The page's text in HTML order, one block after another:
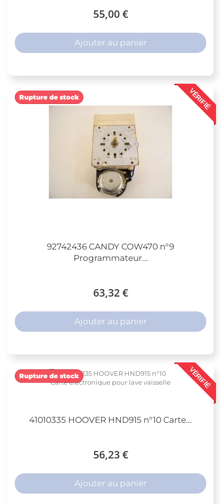
55,00 €
Ajouter au panier
VÉRIFIÉ
92742436 CANDY COW470 n°9
Programmateur...
63,32 €
Rupture de stock
Ajouter au panier
VÉRIFIÉ
41010335 HOOVER HND915 n°10 Carte...
56,23 €
Rupture de stock
Ajouter au panier